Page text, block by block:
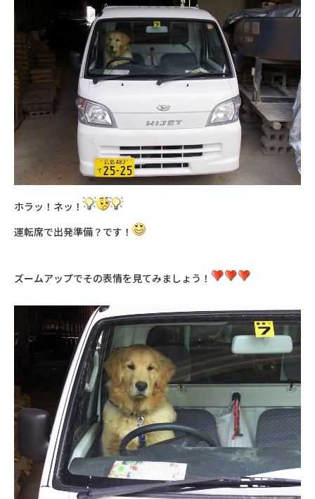
ホラッ！ネッ！
運転席で出発準備？です！
ズームアップでその表情を見てみましょう！